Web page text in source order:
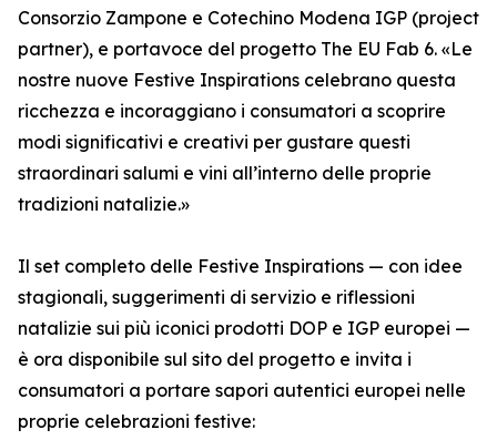
Consorzio Zampone e Cotechino Modena IGP (project
partner), e portavoce del progetto The EU Fab 6. «Le
nostre nuove Festive Inspirations celebrano questa
ricchezza e incoraggiano i consumatori a scoprire
modi significativi e creativi per gustare questi
straordinari salumi e vini all’interno delle proprie
tradizioni natalizie.»
Il set completo delle Festive Inspirations — con idee
stagionali, suggerimenti di servizio e riflessioni
natalizie sui più iconici prodotti DOP e IGP europei —
è ora disponibile sul sito del progetto e invita i
consumatori a portare sapori autentici europei nelle
proprie celebrazioni festive: